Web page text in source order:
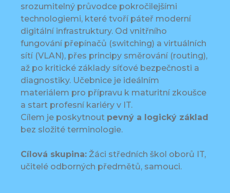
srozumitelný průvodce pokročilejšími
technologiemi, které tvoří páteř moderní
digitální infrastruktury. Od vnitřního
fungování přepínačů (switching) a virtuálních
sítí (VLAN), přes principy směrování (routing),
až po kritické základy síťové bezpečnosti a
diagnostiky. Učebnice je ideálním
materiálem pro přípravu k maturitní zkoušce
a start profesní kariéry v IT.
Cílem je poskytnout pevný a logický základ
bez složité terminologie.
Cílová skupina: Žáci středních škol oborů IT,
učitelé odborných předmětů, samouci.